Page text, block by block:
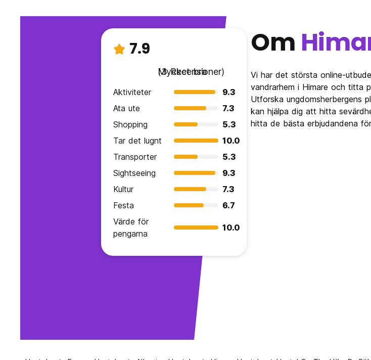
7.9
Mycket bra
(3 Recensioner)
Aktiviteter
9.3
Ata ute
7.3
Shopping
5.3
Tar det lugnt
10.0
Transporter
5.3
Sightseeing
9.3
Kultur
7.3
Festa
6.7
Värde för
pengarna
10.0
Om
Vi har det största online-
vandrarhem i Himare och titta
Utforska ungdomsherbergens
kan hjälpa dig att hitta
hitta de bästa erbjudandena